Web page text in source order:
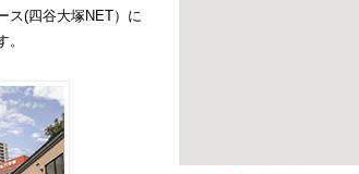
(四谷大塚NET）に